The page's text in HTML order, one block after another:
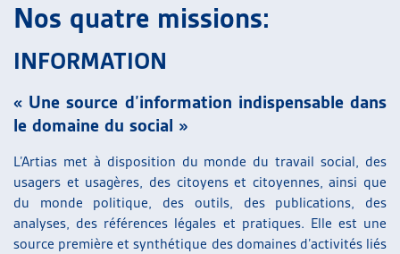
Nos quatre missions:
INFORMATION
« Une source d’information indispensable dans
le domaine du social »
L’Artias met à disposition du monde du travail social, des
usagers et usagères, des citoyens et citoyennes, ainsi que
du monde politique, des outils, des publications, des
analyses, des références légales et pratiques. Elle est une
source première et synthétique des domaines d’activités liés